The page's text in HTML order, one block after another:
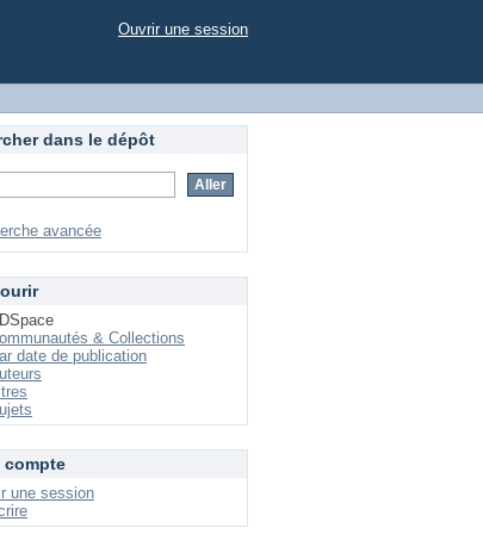
Ouvrir une session
dans le dépôt
avancée
& Collections
date de publication
compte
une session